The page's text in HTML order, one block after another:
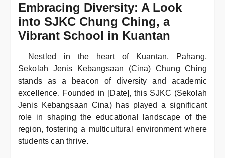
Embracing Diversity: A Look
into SJKC Chung Ching, a
Vibrant School in Kuantan
Nestled in the heart of Kuantan, Pahang,
Sekolah Jenis Kebangsaan (Cina) Chung Ching
stands as a beacon of diversity and academic
excellence. Founded in [Date], this SJKC (Sekolah
Jenis Kebangsaan Cina) has played a significant
role in shaping the educational landscape of the
region, fostering a multicultural environment where
students can thrive.